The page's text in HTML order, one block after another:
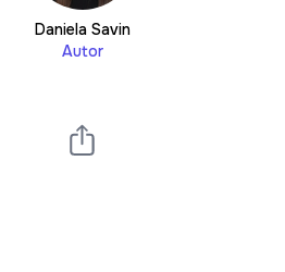
Daniela Savin
Autor